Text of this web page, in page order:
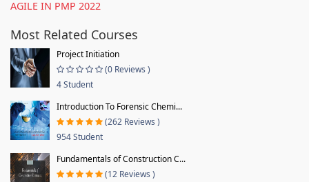
AGILE IN PMP 2022
Most Related Courses
Project Initiation
(0 Reviews )
4 Student
Introduction To Forensic Chemi...
(262 Reviews )
954 Student
Fundamentals of Construction C...
(12 Reviews )